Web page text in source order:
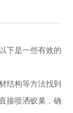
下是一些有效的
结构等方法找到
接喷洒蚁巢，确